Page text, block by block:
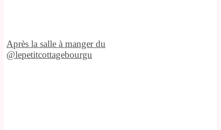
Après la salle à manger du
@lepetitcottagebourgu